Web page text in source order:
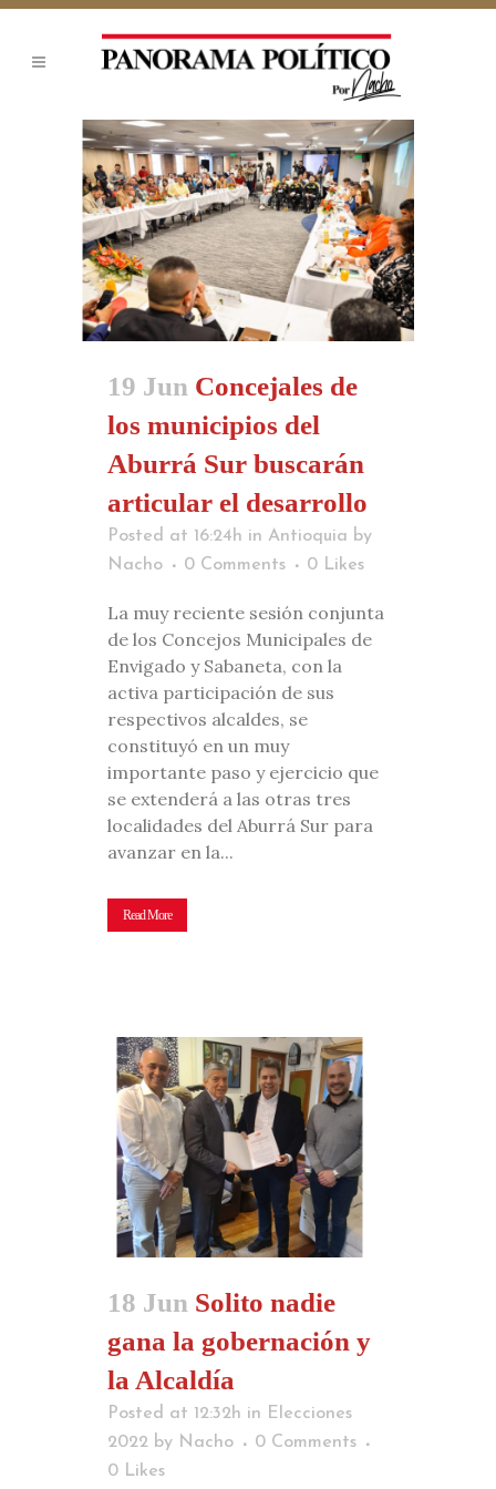
19 Jun Concejales de
los municipios del
Aburrá Sur buscarán
articular el desarrollo
Posted at 16:24h in Antioquia by
Nacho
0 Comments 0 Likes
La muy reciente sesión conjunta
de los Concejos Municipales de
Envigado y Sabaneta, con la
activa participación de sus
respectivos alcaldes, se
constituyó en un muy
importante paso y ejercicio que
se extenderá a las otras tres
localidades del Aburrá Sur para
avanzar en la...
Read More
18 Jun Solito nadie
gana la gobernación y
la Alcaldía
Posted at 12:32h in Elecciones
2022 by Nacho
0 Comments
0 Likes